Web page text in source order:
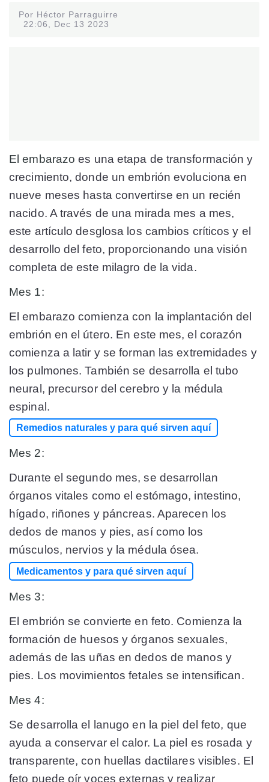
Por Héctor Parraguirre
22:06, Dec 13 2023
El embarazoes una etapa de transformación y
crecimiento, donde un embrión evoluciona en
nueve meses hasta convertirse en un recién
nacido. A través de una mirada mes a mes,
este artículo desglosa los cambios críticos y el
desarrollo del feto, proporcionando una visión
completa de este milagro de la vida.
Mes 1:
El embarazo comienza con la implantación del
embrión en el útero. En este mes, el corazón
comienza a latir y se forman las extremidades y
los pulmones. También se desarrolla el tubo
neural, precursor del cerebro y la médula
espinal.
Remedios naturales y para qué sirven aquí
Mes 2:
Durante el segundo mes, se desarrollan
órganos vitales como el estómago, intestino,
hígado, riñones y páncreas. Aparecen los
dedos de manos y pies, así como los
músculos, nervios y la médula ósea.
Medicamentos y para qué sirven aquí
Mes 3:
El embrión se convierte en feto. Comienza la
formación de huesos y órganos sexuales,
además de las uñas en dedos de manos y
pies. Los movimientos fetales se intensifican.
Mes 4:
Se desarrolla el lanugo en la piel del feto, que
ayuda a conservar el calor. La piel es rosada y
transparente, con huellas dactilares visibles. El
feto puede oír voces externas y realizar